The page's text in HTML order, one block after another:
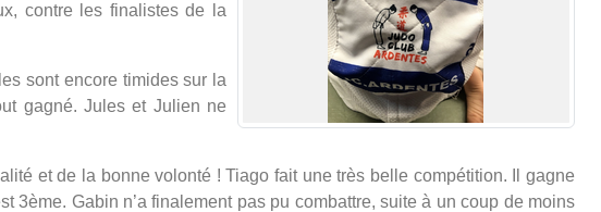
contre les finalistes de la
sont encore timides sur la
gagné. Jules et Julien ne
et de la bonne volonté ! Tiago fait une très belle compétition. Il gagne
Gabin n’a finalement pas pu combattre, suite à un coup de moins